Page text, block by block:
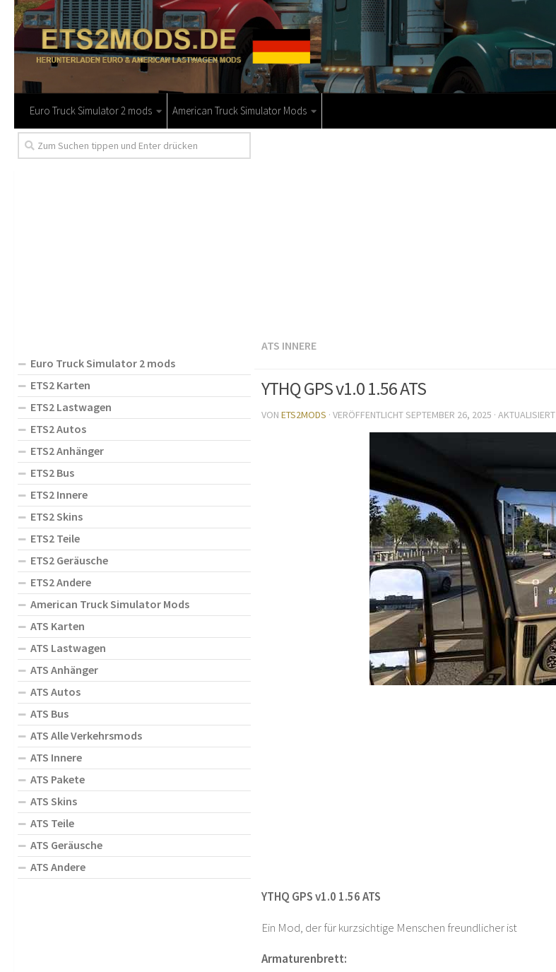
Euro Truck Simulator 2 mods American Truck Simulator Mods
ATS INNERE
YTHQ GPS v1.0 1.56 ATS
VON ETS2MODS · VERÖFFENTLICHTSEPTEMBER 26, 2025 · AKTUALISIERT
YTHQ GPS v1.0 1.56 ATS
Ein Mod, der für kurzsichtige Menschen freundlicher ist
Armaturenbrett:
Euro Truck Simulator 2 mods
ETS2 Karten
ETS2 Lastwagen
ETS2 Autos
ETS2 Anhänger
ETS2 Bus
ETS2 Innere
ETS2 Skins
ETS2 Teile
ETS2 Geräusche
ETS2 Andere
American Truck Simulator Mods
ATS Karten
ATS Lastwagen
ATS Anhänger
ATS Autos
ATS Bus
ATS Alle Verkehrsmods
ATS Innere
ATS Pakete
ATS Skins
ATS Teile
ATS Geräusche
ATS Andere